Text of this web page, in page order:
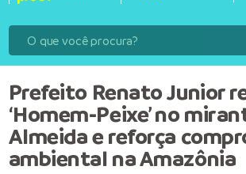
Prefeito Renato Junior
‘Homem-Peixe’ no
Almeida e reforça
ambiental na Amazônia